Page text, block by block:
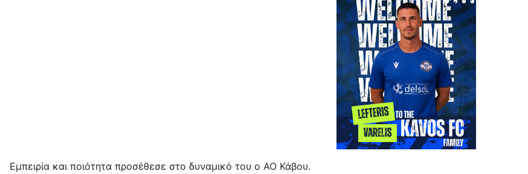
Εμπειρία και ποιότητα προσέθεσε στο δυναμικό του ο ΑΟ Κάβου.